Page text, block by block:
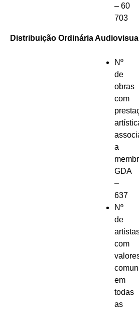
– 60
703
Distribuição Ordinária
Nº
de
obras
com
a
GDA
–
637
Nº
de
com
em
todas
as